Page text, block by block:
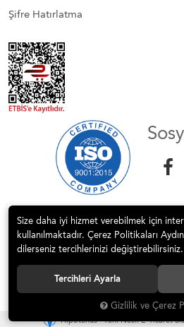
Şifre Hatırlatma
© 2017 STEP MİMARLIK İNŞ. DEK
Hipotenüs Yeni Nesil E-Ticaret
Size daha iyi hizmet verebilmek için
kullanılmaktadır. Çerez Politikaları
dilerseniz tercihlerinizi değiştirebilirsiniz.
Tercihleri Ayarla
Gizlilik ve Çerez